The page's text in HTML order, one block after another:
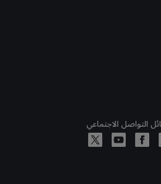
التواصل الاجتماعي